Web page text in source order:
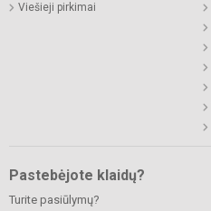
Viešieji pirkimai
Pastebėjote klaidų?
Turite pasiūlymų?